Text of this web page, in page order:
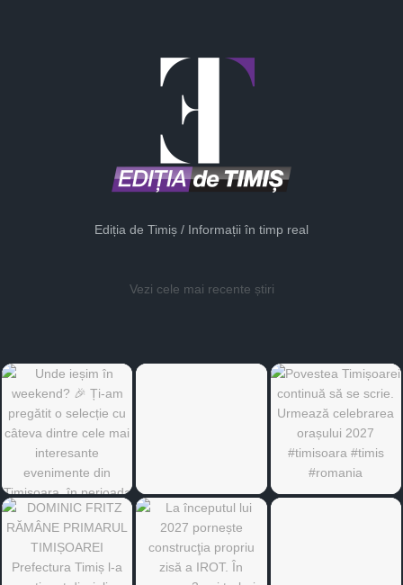
Ediția de Timiș / Informații în timp real
Vezi cele mai recente știri